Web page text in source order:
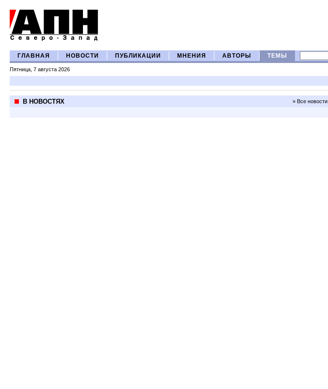
ГЛАВНАЯ НОВОСТИ ПУБЛИКАЦИИ МНЕНИЯ АВТОРЫ ТЕМЫ
Пятница, 7 августа 2026
В НОВОСТЯХ » Все новости